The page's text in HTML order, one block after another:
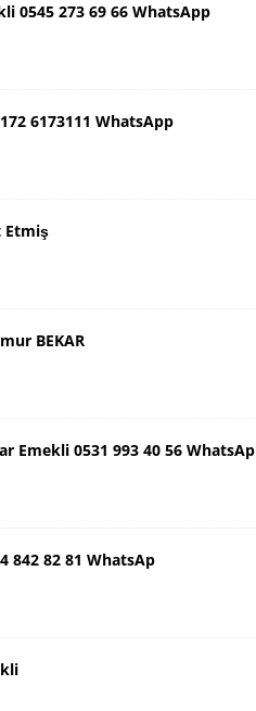
0545 273 69 66 WhatsApp
6173111 WhatsApp
Etmiş
BEKAR
Emekli 0531 993 40 56
842 82 81 WhatsAp